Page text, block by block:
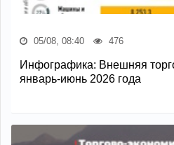
05/08, 08:40 476
Инфографика: Внешняя
январь-июнь 2026 года